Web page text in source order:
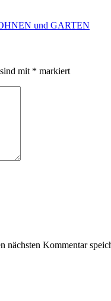
und GARTEN
mit * markiert
nächsten Kommentar